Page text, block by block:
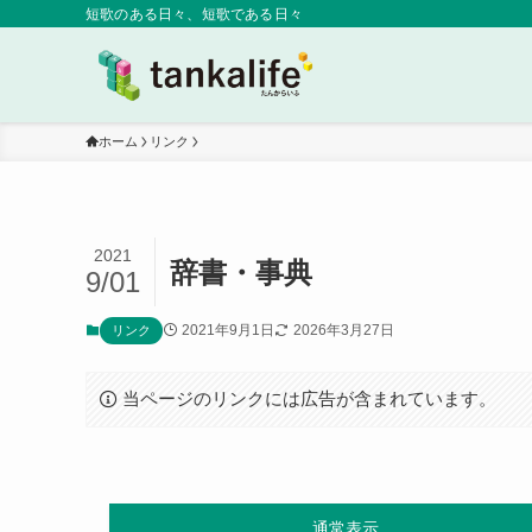
短歌のある日々、短歌である日々
ホーム リンク
辞書・事典
2021
9/01
リンク 2021年9月1日 2026年3月27日
当ページのリンクには広告が含まれています。